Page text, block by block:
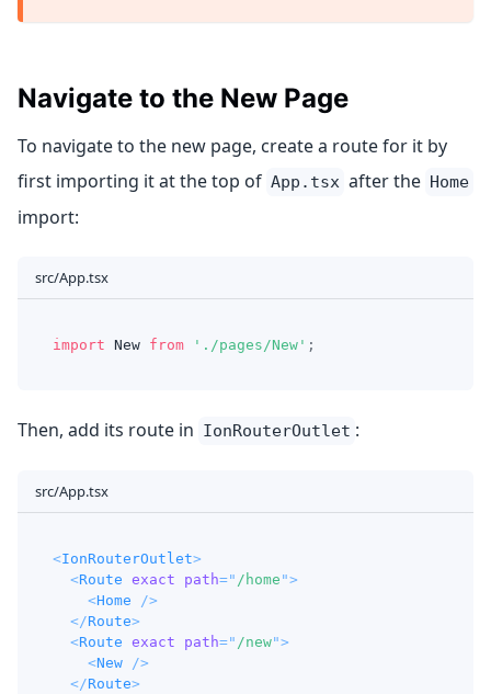
Navigate to the New Page
To navigate to the new page, create a route for it by
first importing it at the top of App.tsx after the Home
import:
src/App.tsx
import New from './pages/New' ;
Then, add its route in IonRouterOutlet :
src/App.tsx
<IonRouterOutlet>
<Route exact path=" /home ">
<Home
/>
</Route>
<Route exact path=" /new">
<New
/>
</Route>